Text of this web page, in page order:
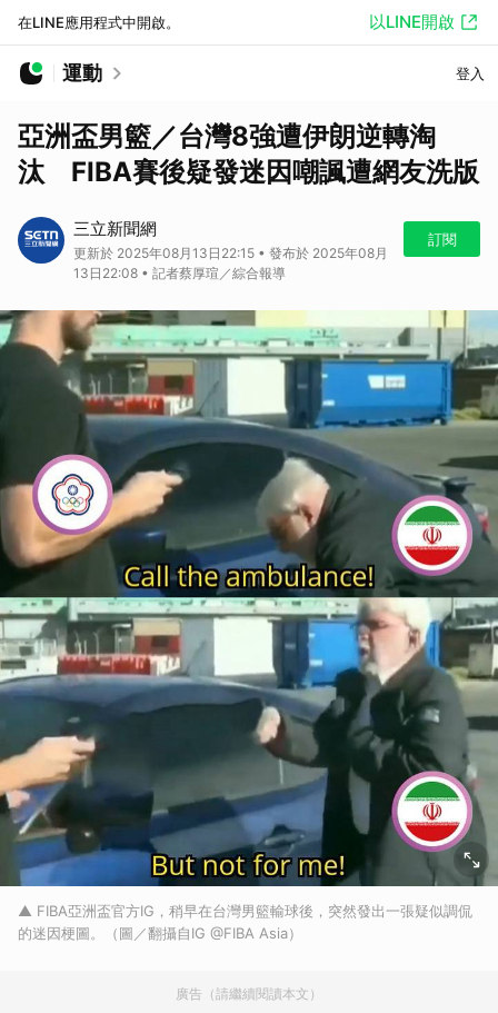
在LINE應用程式中開啟。 以LINE開啟
運動 登入
亞洲盃男籃／台灣8強遭伊朗逆轉淘
汰 FIBA賽後疑發迷因嘲諷遭網友洗版
三立新聞網
更新於 2025年08月13日22:15 • 發布於 2025年08月
13日22:08 • 記者蔡厚瑄／綜合報導
訂閱
▲ FIBA亞洲盃官方IG，稍早在台灣男籃輸球後，突然發出一張疑似調侃
的迷因梗圖。（圖／翻攝自IG @FIBA Asia）
廣告（請繼續閱讀本文）